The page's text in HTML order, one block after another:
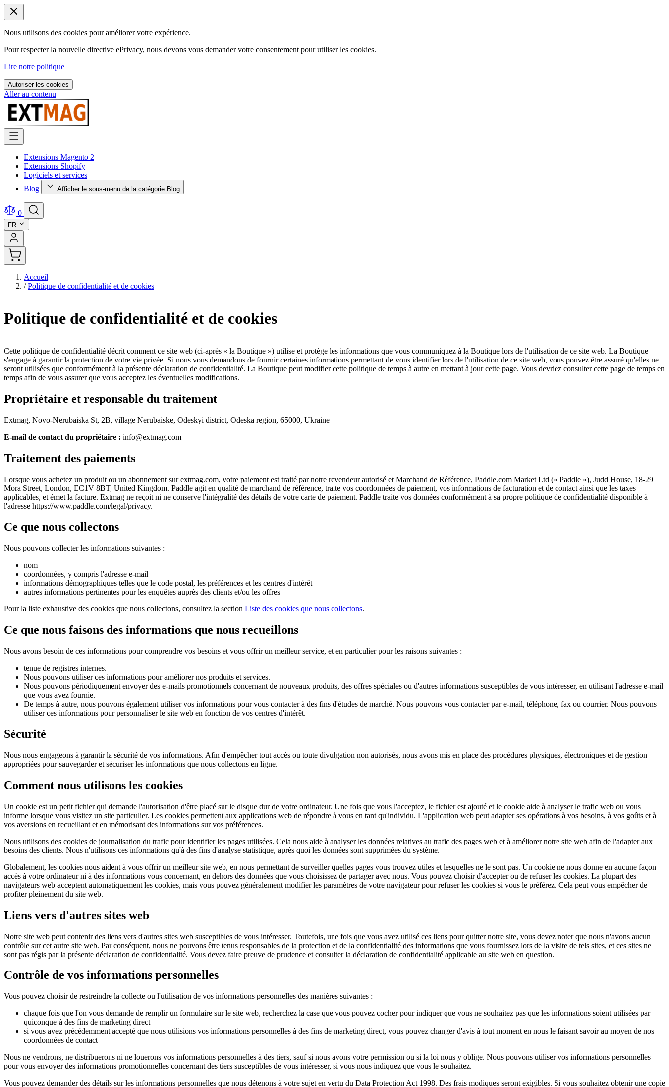
Nous utilisons des cookies pour améliorer votre expérience.
Pour respecter la nouvelle directive ePrivacy, nous devons vous demander votre consentement pour utiliser les cookies.
Lire notre politique
Autoriser les cookies
Aller au contenu
Extensions Magento 2
Extensions Shopify
Logiciels et services
Blog
Afficher le sous-menu de la catégorie Blog
0
FR
Accueil
/ Politique de confidentialité et de cookies
Politique de confidentialité et de cookies
Cette politique de confidentialité décrit comment ce site web (ci-après « la Boutique ») utilise et protège les informations que vous communiquez à la Boutique lors de l'utilisation de ce site web. La Boutique
s'engage à garantir la protection de votre vie privée. Si nous vous demandons de fournir certaines informations permettant de vous identifier lors de l'utilisation de ce site web, vous pouvez être assuré qu'elles ne
seront utilisées que conformément à la présente déclaration de confidentialité. La Boutique peut modifier cette politique de temps à autre en mettant à jour cette page. Vous devriez consulter cette page de temps en
temps afin de vous assurer que vous acceptez les éventuelles modifications.
Propriétaire et responsable du traitement
Extmag, Novo-Nerubaiska St, 2B, village Nerubaiske, Odeskyi district, Odeska region, 65000, Ukraine
E-mail de contact du propriétaire : info@extmag.com
Traitement des paiements
Lorsque vous achetez un produit ou un abonnement sur extmag.com, votre paiement est traité par notre revendeur autorisé et Marchand de Référence, Paddle.com Market Ltd (« Paddle »), Judd House, 18-29
Mora Street, London, EC1V 8BT, United Kingdom. Paddle agit en qualité de marchand de référence, traite vos coordonnées de paiement, vos informations de facturation et de contact ainsi que les taxes
applicables, et émet la facture. Extmag ne reçoit ni ne conserve l'intégralité des détails de votre carte de paiement. Paddle traite vos données conformément à sa propre politique de confidentialité disponible à
l'adresse https://www.paddle.com/legal/privacy.
Ce que nous collectons
Nous pouvons collecter les informations suivantes :
nom
coordonnées, y compris l'adresse e-mail
informations démographiques telles que le code postal, les préférences et les centres d'intérêt
autres informations pertinentes pour les enquêtes auprès des clients et/ou les offres
Pour la liste exhaustive des cookies que nous collectons, consultez la section Liste des cookies que nous collectons.
Ce que nous faisons des informations que nous recueillons
Nous avons besoin de ces informations pour comprendre vos besoins et vous offrir un meilleur service, et en particulier pour les raisons suivantes :
tenue de registres internes.
Nous pouvons utiliser ces informations pour améliorer nos produits et services.
Nous pouvons périodiquement envoyer des e-mails promotionnels concernant de nouveaux produits, des offres spéciales ou d'autres informations susceptibles de vous intéresser, en utilisant l'adresse e-mail
que vous avez fournie.
De temps à autre, nous pouvons également utiliser vos informations pour vous contacter à des fins d'études de marché. Nous pouvons vous contacter par e-mail, téléphone, fax ou courrier. Nous pouvons
utiliser ces informations pour personnaliser le site web en fonction de vos centres d'intérêt.
Sécurité
Nous nous engageons à garantir la sécurité de vos informations. Afin d'empêcher tout accès ou toute divulgation non autorisés, nous avons mis en place des procédures physiques, électroniques et de gestion
appropriées pour sauvegarder et sécuriser les informations que nous collectons en ligne.
Comment nous utilisons les cookies
Un cookie est un petit fichier qui demande l'autorisation d'être placé sur le disque dur de votre ordinateur. Une fois que vous l'acceptez, le fichier est ajouté et le cookie aide à analyser le trafic web ou vous
informe lorsque vous visitez un site particulier. Les cookies permettent aux applications web de répondre à vous en tant qu'individu. L'application web peut adapter ses opérations à vos besoins, à vos goûts et à
vos aversions en recueillant et en mémorisant des informations sur vos préférences.
Nous utilisons des cookies de journalisation du trafic pour identifier les pages utilisées. Cela nous aide à analyser les données relatives au trafic des pages web et à améliorer notre site web afin de l'adapter aux
besoins des clients. Nous n'utilisons ces informations qu'à des fins d'analyse statistique, après quoi les données sont supprimées du système.
Globalement, les cookies nous aident à vous offrir un meilleur site web, en nous permettant de surveiller quelles pages vous trouvez utiles et lesquelles ne le sont pas. Un cookie ne nous donne en aucune façon
accès à votre ordinateur ni à des informations vous concernant, en dehors des données que vous choisissez de partager avec nous. Vous pouvez choisir d'accepter ou de refuser les cookies. La plupart des
navigateurs web acceptent automatiquement les cookies, mais vous pouvez généralement modifier les paramètres de votre navigateur pour refuser les cookies si vous le préférez. Cela peut vous empêcher de
profiter pleinement du site web.
Liens vers d'autres sites web
Notre site web peut contenir des liens vers d'autres sites web susceptibles de vous intéresser. Toutefois, une fois que vous avez utilisé ces liens pour quitter notre site, vous devez noter que nous n'avons aucun
contrôle sur cet autre site web. Par conséquent, nous ne pouvons être tenus responsables de la protection et de la confidentialité des informations que vous fournissez lors de la visite de tels sites, et ces sites ne
sont pas régis par la présente déclaration de confidentialité. Vous devez faire preuve de prudence et consulter la déclaration de confidentialité applicable au site web en question.
Contrôle de vos informations personnelles
Vous pouvez choisir de restreindre la collecte ou l'utilisation de vos informations personnelles des manières suivantes :
chaque fois que l'on vous demande de remplir un formulaire sur le site web, recherchez la case que vous pouvez cocher pour indiquer que vous ne souhaitez pas que les informations soient utilisées par
quiconque à des fins de marketing direct
si vous avez précédemment accepté que nous utilisions vos informations personnelles à des fins de marketing direct, vous pouvez changer d'avis à tout moment en nous le faisant savoir au moyen de nos
coordonnées de contact
Nous ne vendrons, ne distribuerons ni ne louerons vos informations personnelles à des tiers, sauf si nous avons votre permission ou si la loi nous y oblige. Nous pouvons utiliser vos informations personnelles
pour vous envoyer des informations promotionnelles concernant des tiers susceptibles de vous intéresser, si vous nous indiquez que vous le souhaitez.
Vous pouvez demander des détails sur les informations personnelles que nous détenons à votre sujet en vertu du Data Protection Act 1998. Des frais modiques seront exigibles. Si vous souhaitez obtenir une copie